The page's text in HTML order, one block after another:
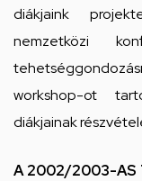
diákjaink
nemzetközi
workshop-ot
diákjainak
A 2002/2003-AS